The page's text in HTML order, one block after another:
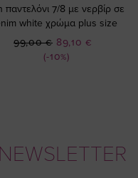
παντελόνι 7/8 με νερβίρ σε
white χρώμα plus size
(-10%)
Ειδική
Τιμή
89,10 €
99,00 €